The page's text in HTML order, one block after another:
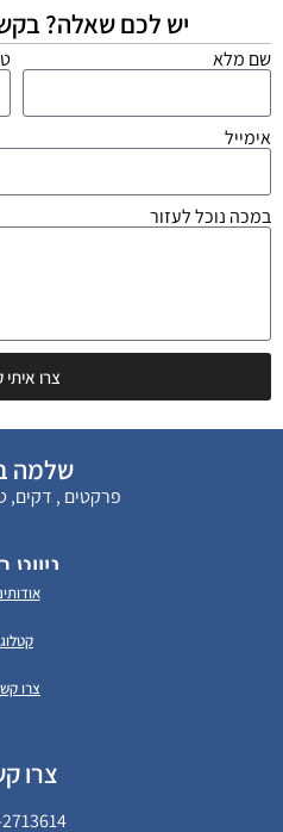
יש לכם שאלה?
שם מלא
אימייל
במכה נוכל לעזור
צרו
שלמה
פרקטים , דקים,
קטלוג
צרו
צרו